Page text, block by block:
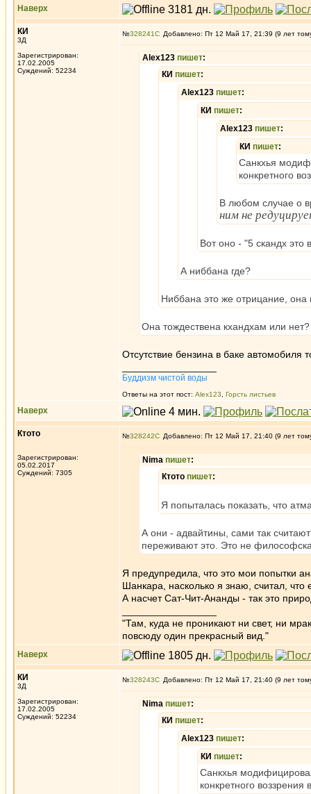
Наверх
КИ
3Д
Зарегистрирован:
17.02.2005
Суждений: 52234
№328241 Добавлено: Пт 12 Май 17, 21:39 (9 лет
Alex123 пишет:
КИ пишет:
Alex123 пишет:
КИ пишет:
Alex123 пишет:
КИ пишет:
Санкхья
конкретного
В любом случае о
ним не
Вот оно - "5 скандх это
А ниббана где?
Ниббана это же отрицание,
Она тождествена кхандхам или нет?
Отсутствие бензина в баке автомобиля
Буддизм чистой воды
Ответы на этот пост: Alex123 Горсть листьев
Наверх
Ктото
Зарегистрирован:
05.02.2017
Суждений: 7305
№328242 Добавлено: Пт 12 Май 17, 21:40 (9 лет
Nima пишет:
Ктото пишет:
Я попыталась показать, что
А они - адвайтины, сами так
переживают это. Это не
Я предупредила, что это мои попытки
Шанкара, насколько я знаю, считал,
А насчет Сат-Чит-Ананды - так это
"Там, куда не проникают ни свет, ни
повсюду один прекрасный вид."
Наверх
КИ
3Д
Зарегистрирован:
17.02.2005
Суждений: 52234
№328243 Добавлено: Пт 12 Май 17, 21:40 (9 лет
Nima пишет:
КИ пишет:
Alex123 пишет:
КИ пишет:
Санкхья
конкретного воззрения